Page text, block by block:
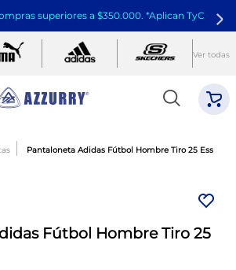
superiores a $350.000. *Aplican TyC
Ver todas
Pantaloneta Adidas Fútbol Hombre Tiro 25 Ess
Fútbol Hombre Tiro 25